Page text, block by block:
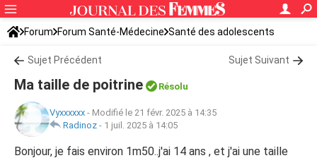
Forum Forum Santé-Médecine Santé des adolescents
Sujet Précédent Sujet Suivant
Ma taille de poitrine Résolu
Vyxxxxxx - Modifié le 21 févr. 2025 à 14:35
Radinoz - 1 juil. 2025 à 14:05
Bonjour, je fais environ 1m50..j'ai 14 ans , et j'ai une taille